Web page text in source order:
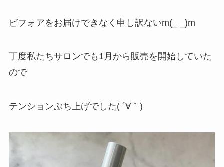
ビフォアをお届けできなく申し訳ないm(_ _)m
丁度私たちサロンでも1月から販売を開始していた
ので
テンションぶち上げでした( ´∀｀)